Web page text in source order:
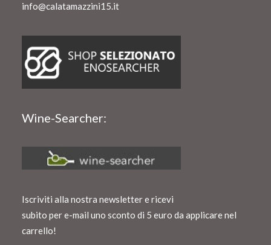
info@calatamazzini15.it
Wine-Searcher:
Iscriviti alla nostra newsletter e ricevi
subito per e-mail uno sconto di 5 euro da applicare nel
carrello!